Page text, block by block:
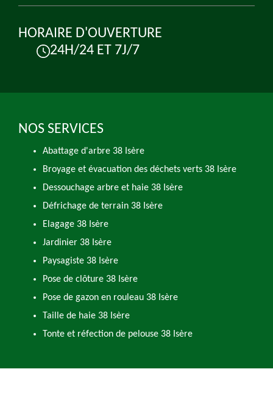
HORAIRE D'OUVERTURE
24H/24 ET 7J/7
NOS SERVICES
Abattage d'arbre 38 Isère
Broyage et évacuation des déchets verts 38 Isère
Dessouchage arbre et haie 38 Isère
Défrichage de terrain 38 Isère
Elagage 38 Isère
Jardinier 38 Isère
Paysagiste 38 Isère
Pose de clôture 38 Isère
Pose de gazon en rouleau 38 Isère
Taille de haie 38 Isère
Tonte et réfection de pelouse 38 Isère